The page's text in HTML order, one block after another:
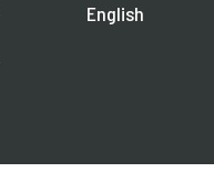
English